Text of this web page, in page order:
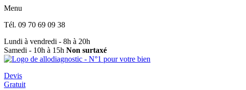
Menu
Tél. 09 70 69 09 38
Lundi à vendredi - 8h à 20h
Samedi - 10h à 15h Non surtaxé
Devis
Gratuit